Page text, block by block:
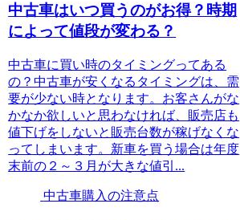
中古車はいつ買うのがお得？時期
によって値段が変わる？
中古車に買い時のタイミングってある
の？中古車が安くなるタイミングは、需
要が少ない時となります。お客さんがな
かなか欲しいと思わなければ、販売店も
値下げをしないと販売台数が稼げなくな
ってしまいます。新車を買う場合は年度
末前の２～３月が大きな値引...
中古車購入の注意点